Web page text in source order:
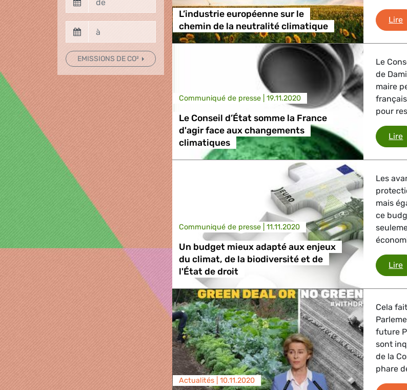
EMISSIONS DE CO²
L’industrie européenne sur le
chemin de la neutralité climatique
Lire
Communiqué de presse | 19.11.2020
Le Conseil d’État somme la France
d'agir face aux changements
climatiques
Le
de
maire
pour
Lire
Communiqué de presse | 11.11.2020
Un budget mieux adapté aux enjeux
du climat, de la biodiversité et de
l'État de droit
Les
mais
ce
Lire
Actualités | 10.11.2020
Cela
future
sont
de la
phare